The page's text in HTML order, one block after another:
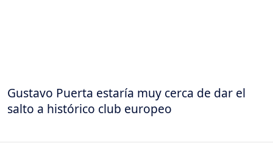
Gustavo Puerta estaría muy cerca de dar el
salto a histórico club europeo